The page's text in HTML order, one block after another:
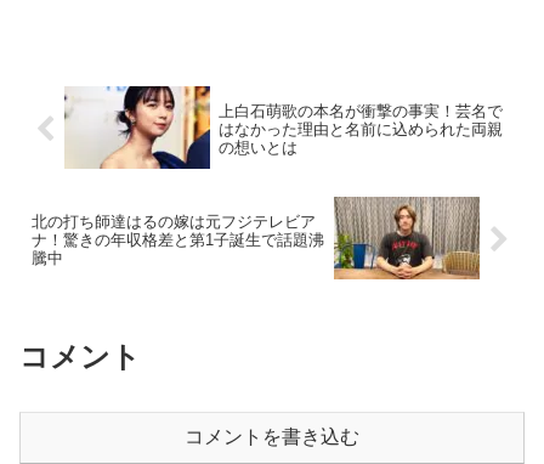
上白石萌歌の本名が衝撃の事実！芸名で
はなかった理由と名前に込められた両親
の想いとは
北の打ち師達はるの嫁は元フジテレビア
ナ！驚きの年収格差と第1子誕生で話題沸
騰中
コメント
コメントを書き込む